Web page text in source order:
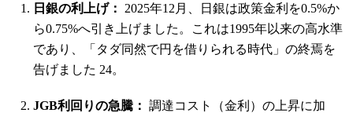
日銀の利上げ：
2025年12月、日銀は政策金利を0.5%か
ら0.75%へ引き上げました。これは1995年以来の高水準
であり、「タダ同然で円を借りられる時代」の終焉を
告げました 24。
JGB利回りの急騰： 調達コスト（金利）の上昇に加